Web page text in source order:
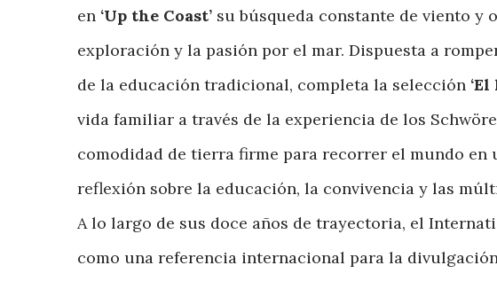
en ‘Up the Coast’ su búsqueda constante de viento y
exploración y la pasión por el mar. Dispuesta a
de la educación tradicional, completa la selección
vida familiar a través de la experiencia de los
comodidad de tierra firme para recorrer el mundo en
reflexión sobre la educación, la convivencia y las
A lo largo de sus doce años de trayectoria, el
como una referencia internacional para la